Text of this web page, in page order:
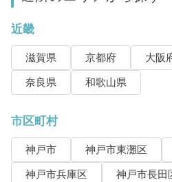
近畿
滋賀県 京都府 大阪
奈良県
和歌山県
市区町村
神戸市 神戸市東灘区
神戸市兵庫区
神戸市長田